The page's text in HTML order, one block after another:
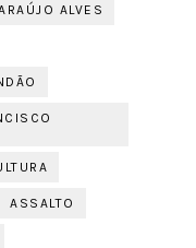
ALVES
ASSALTO